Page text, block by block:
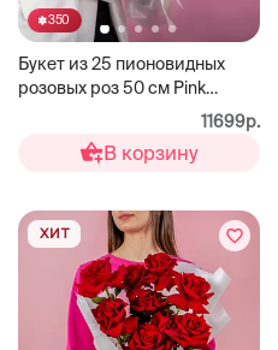
350
Букет из 25 пионовидных
розовых роз 50 см Pink
11699р.
В корзину
ХИТ